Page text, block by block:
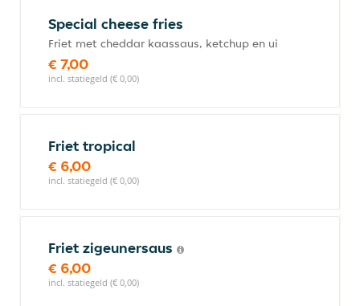
Special cheese fries
Friet met cheddar kaassaus, ketchup en ui
€ 7,00
incl. statiegeld (€ 0,00)
Friet tropical
€ 6,00
incl. statiegeld (€ 0,00)
Friet zigeunersaus
€ 6,00
incl. statiegeld (€ 0,00)